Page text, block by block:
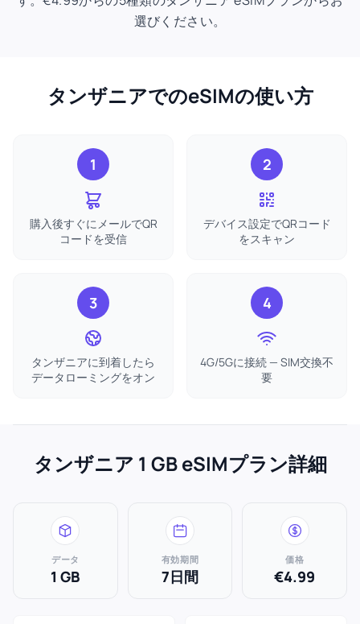
選びください。
タンザニアでのeSIMの使い方
1
購入後すぐにメールでQR
コードを受信
2
デバイス設定でQRコード
をスキャン
3
タンザニアに到着したら
データローミングをオン
4
4G/5Gに接続 — SIM交換不
要
タンザニア 1 GB eSIMプラン詳細
データ
1 GB
有効期間
7日間
価格
€4.99